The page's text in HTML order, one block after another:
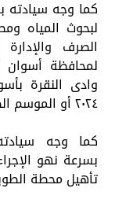
كما وجه سيادته
لبحوث المياه
الصرف والإدارة
لمحافظة
وادى النقرة
٢٠٢٤ أو الموسم الصيفي ٢٠٢٥ .
كما وجه
بسرعة نهو
تأهيل محطة